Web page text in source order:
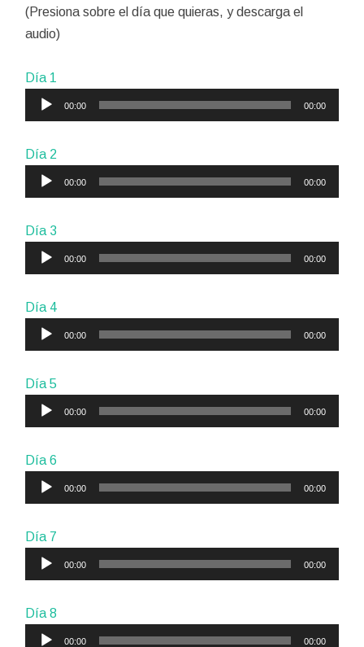
(Presiona sobre el día que quieras, y descarga el
audio)
Día 1
Reproductor
de
00:00 00:00
Día 2
Reproductor
de
00:00 00:00
Día 3
Reproductor
de
00:00 00:00
Día 4
Reproductor
de
00:00 00:00
Día 5
Reproductor
de
00:00 00:00
Día 6
Reproductor
de
00:00 00:00
Día 7
Reproductor
de
00:00 00:00
Día 8
Reproductor
00:00 00:00